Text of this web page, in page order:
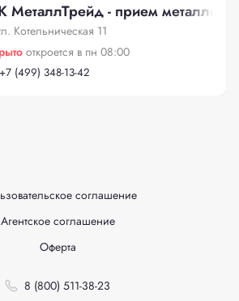
МеталлТрейд - прием
Котельническая 11
откроется в пн 08:00
+7 (499) 348-13-42
соглашение
Агентское соглашение
Оферта
8 (800) 511-38-23